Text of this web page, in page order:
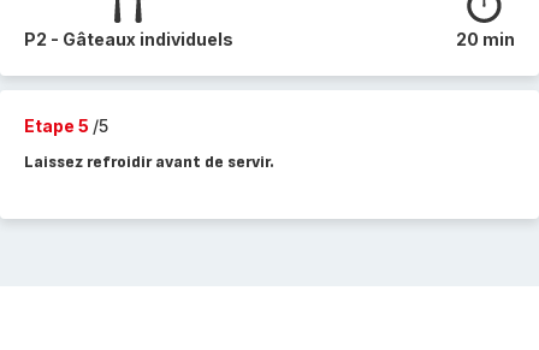
P2 - Gâteaux individuels 20 min
Etape 5 /5
Laissez refroidir avant de servir.